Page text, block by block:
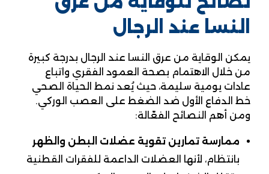
النسا عند الرجال
يمكن الوقاية من عرق النسا عند الرجال بدرجة كبيرة
من خلال الاهتمام بصحة العمود الفقري واتباع
عادات يومية سليمة، حيث يُعد نمط الحياة الصحي
خط الدفاع الأول ضد الضغط على العصب الوركي.
ومن أهم النصائح الفعّالة:
ممارسة تمارين تقوية عضلات البطن والظهر
بانتظام، لأنها العضلات الداعمة للفقرات القطنية